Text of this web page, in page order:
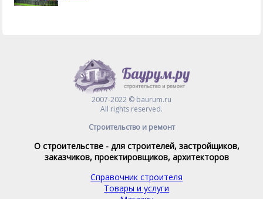
2007-2022 © baurum.ru
All rights reserved.
Строительство и ремонт
О строительстве - для строителей, застройщиков,
заказчиков, проектировщиков, архитекторов
Справочник строителя
Товары и услуги